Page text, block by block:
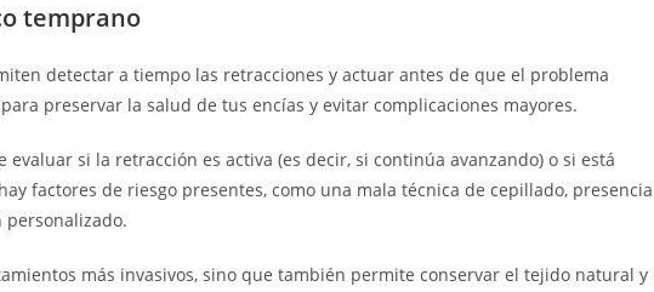
temprano
detectar a tiempo las retracciones y actuar antes de que el problema
preservar la salud de tus encías y evitar complicaciones mayores.
si la retracción es activa (es decir, si continúa avanzando) o si está
factores de riesgo presentes, como una mala técnica de cepillado, presencia
más invasivos, sino que también permite conservar el tejido natural y